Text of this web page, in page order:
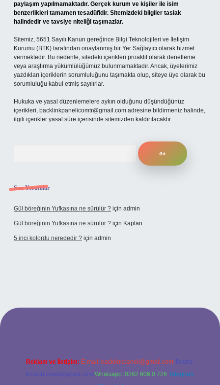
paylaşım yapılmamaktadır. Gerçek kurum ve kişiler ile isim
benzerlikleri tamamen tesadüfidir. Sitemizdeki bilgiler taslak
halindedir ve tavsiye niteliği taşımazlar.
Sitemiz, 5651 Sayılı Kanun gereğince Bilgi Teknolojileri ve İletişim
Kurumu (BTK) tarafından onaylanmış bir Yer Sağlayıcı olarak hizmet
vermektedir. Bu nedenle, sitedeki içerikleri proaktif olarak denetleme
veya araştırma yükümlülüğümüz bulunmamaktadır. Ancak, üyelerimiz
yazdıkları içeriklerin sorumluluğunu taşımakta olup, siteye üye olarak bu
sorumluluğu kabul etmiş sayılırlar.
Hukuka ve yasal düzenlemelere aykırı olduğunu düşündüğünüz
içerikleri, backlinkpanelicomtr@gmail.com adresine bildirmeniz halinde,
ilgili içerikler yasal süre içerisinde sitemizden kaldırılacaktır.
Son Yorumlar
Gül böreğinin Yufkasına ne sürülür ? için admin
Gül böreğinin Yufkasına ne sürülür ? için Kaplan
5 inci kolordu nerededir ? için admin
Reklam ve İletişim: E-mail: backlinkpaneli@gmail.com Teams:
forumhizmeti@gmail.com Whatsapp: 0262 606 0 726 Telegram: